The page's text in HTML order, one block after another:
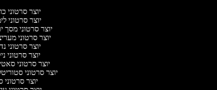
יוצר סרטוני
יוצר סרטוני
יוצר סרטוני מסך
יוצר סרטוני
יוצר סרטוני
יוצר סרטוני
יוצר סרטוני
יוצר סרטוני
יוצר סרטוני